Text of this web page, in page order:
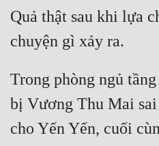
Quả thật sau khi lựa
Trong phòng ngủ
bị Vương Thu Mai
cho Yến Yến, cuối